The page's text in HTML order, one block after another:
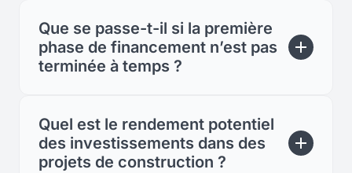
Que se passe-t-il si la première
phase de financement n’est pas
terminée à temps ?
Quel est le rendement potentiel
des investissements dans des
projets de construction ?